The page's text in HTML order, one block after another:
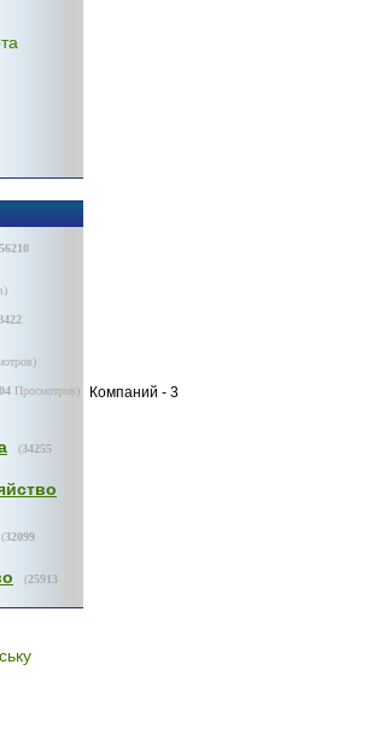
56210
Просмотров)
(34255
(32099
(25913
Компаний - 3